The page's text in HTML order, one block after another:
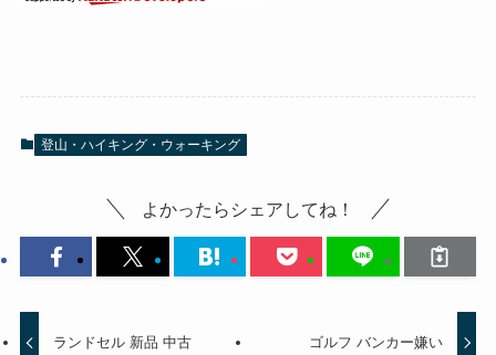
登山・ハイキング・ウォーキング
よかったらシェアしてね！
ランドセル 新品 中古 ゴルフ バンカー嫌い